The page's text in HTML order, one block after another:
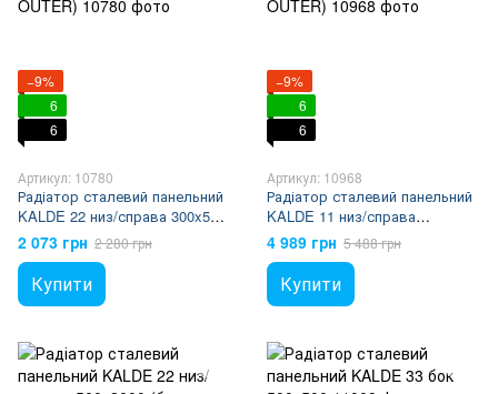
−9%
6
6
Артикул: 10780
Радіатор сталевий панельний
KALDE 22 низ/справа 300x500
(без OUTER)
2 073 грн 2 280 грн
Купити
−9%
6
6
Артикул: 10968
Радіатор сталевий панельний
KALDE 11 низ/справа
500х1800 (без OUTER)
4 989 грн 5 488 грн
Купити